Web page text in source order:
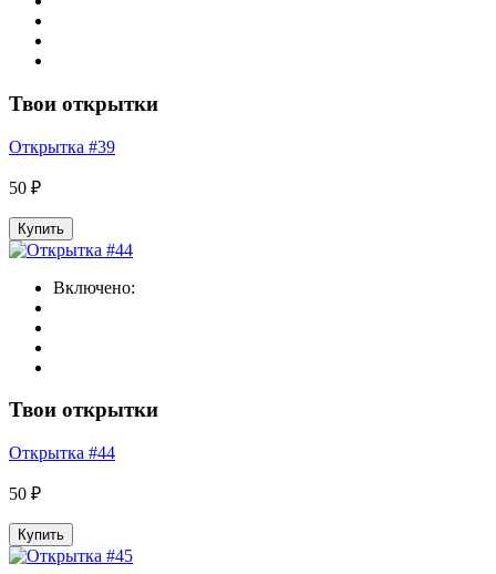
Твои открытки
Открытка #39
50 ₽
Купить
Включено:
Твои открытки
Открытка #44
50 ₽
Купить